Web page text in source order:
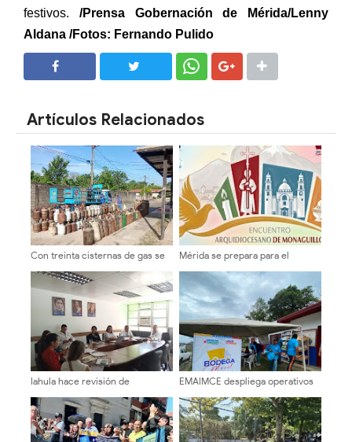
festivos. /Prensa Gobernación de Mérida/Lenny
Aldana /Fotos: Fernando Pulido
Artículos Relacionados
Con treinta cisternas de gas se
Mérida se prepara para el
Monaguillos 2026
Iahula hace revisión de
para el 2027
EMAIMCE despliega operativos
Bodega Móvil en tres sectores
de Campo Elías